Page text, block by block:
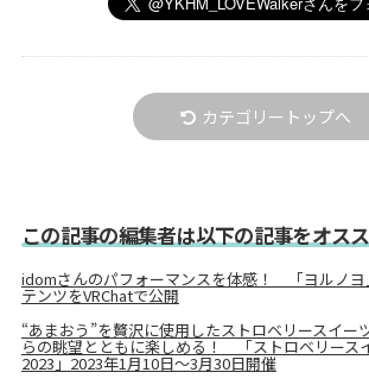
カテゴリートップへ
この記事の編集者は以下の記事をオス
idomさんのパフォーマンスを体感！ 「ヨルノヨ
テンツをVRChatで公開
“あまおう”を贅沢に使用したストロベリースイー
らの眺望とともに楽しめる！ 「ストロベリース
2023」2023年1月10日〜3月30日開催